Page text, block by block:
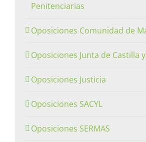
Penitenciarias
Oposiciones Comunidad de
Oposiciones Junta de Castilla
Oposiciones Justicia
Oposiciones SACYL
Oposiciones SERMAS